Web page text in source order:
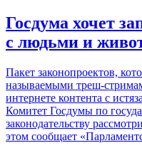
Госдума хочет
с людьми и
Пакет законопроектов,
называемыми треш-
интернете контента с
Комитет Госдумы по
законодательству
этом сообщает